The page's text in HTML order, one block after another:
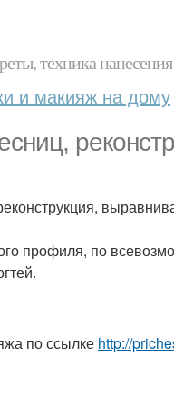
техника нанесения
и макияж на дому
профиля, по
по ссылке http://